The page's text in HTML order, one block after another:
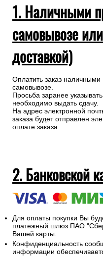
1. Наличными
самовывозе
доставкой)
Оплатить заказ
самовывозе.
Просьба заранее
необходимо выдать сдачу.
На адрес электронной
заказа будет отправлен
оплате заказа.
2. Банковской
Для оплаты покупки Вы
платежный шлюз ПАО
Вашей карты.
Конфиденциальность
информации